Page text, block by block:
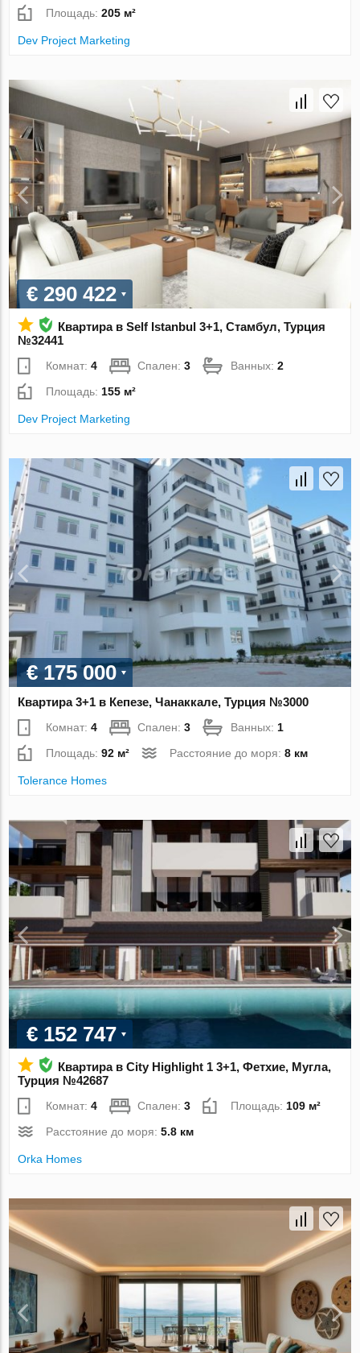
Площадь:205 м²
Dev Project Marketing
€ 290 422
Квартира в Self Istanbul 3+1, Стамбул, Турция
№32441
Комнат:4 Спален:3 Ванных:2
Площадь: 155 м²
Dev Project Marketing
€ 175 000
Квартира 3+1 в Кепезе, Чанаккале, Турция №3000
Комнат:4 Спален:3 Ванных: 1
Площадь:92 м² Расстояние до моря:8 км
Tolerance Homes
€ 152 747
Квартира в City Highlight 1 3+1, Фетхие, Мугла,
Турция №42687
Комнат:4 Спален:3 Площадь: 109 м²
Расстояние до моря:5.8 км
Orka Homes